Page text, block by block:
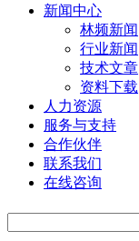
新闻中心
林频新闻
行业新闻
技术文章
资料下载
人力资源
服务与支持
合作伙伴
联系我们
在线咨询